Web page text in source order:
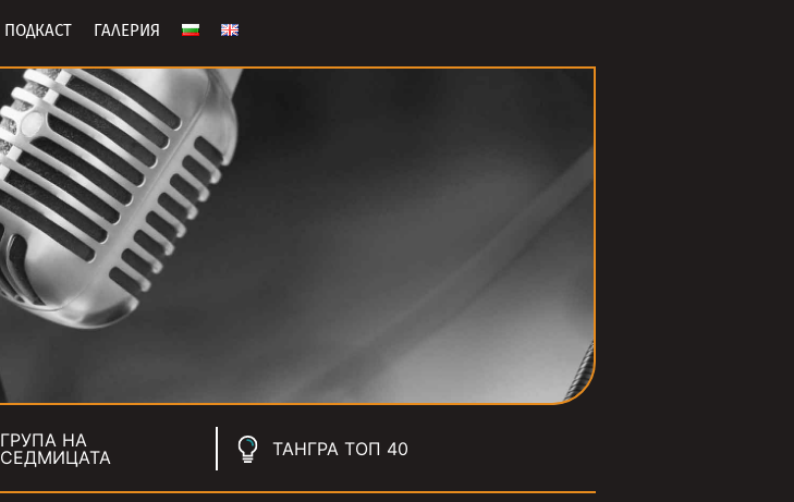
ПОДКАСТ ГАЛЕРИЯ
ГРУПА НА
СЕДМИЦАТА
ТАНГРА ТОП 40